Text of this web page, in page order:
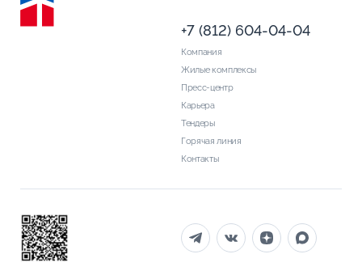
Компания
Жилые комплексы
Пресс-центр
Карьера
Тендеры
Горячая линия
Контакты
+7 (812) 604-04-04